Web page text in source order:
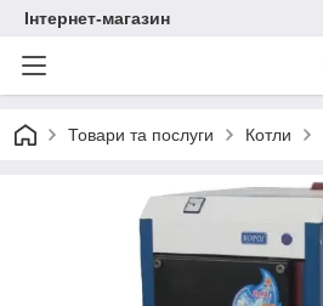
Інтернет-магазин
Товари та послуги Котли